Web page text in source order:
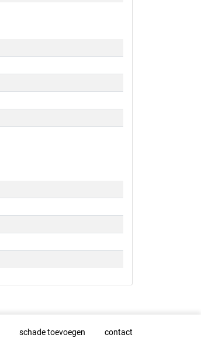
schade toevoegen contact